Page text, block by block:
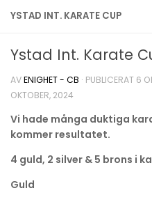
YSTAD INT. KARATE CUP
Ystad Int. Karate
AVENIGHET - CB · PUBLICERAT 6
OKTOBER, 2024
Vi hade många duktiga
kommer resultatet.
4 guld, 2 silver & 5 brons i
Guld